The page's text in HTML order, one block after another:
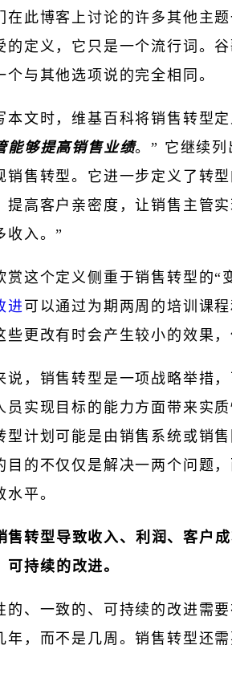
在此博客上讨论的许多其他主
的定义，它只是一个流行词。
个与其他选项说的完全相同。
本文时，维基百科将销售转型
能够提高销售业绩。” 它继续列
销售转型。它进一步定义了转
提高客户亲密度，让销售主管
收入。”
赏这个定义侧重于销售转型的“
进 可以通过为期两周的培训课
些更改有时会产生较小的效果，
说，销售转型是一项战略举措
员实现目标的能力方面带来实
型计划可能是由销售系统或销
目的不仅仅是解决一两个问题
平。
售转型导致收入、利润、客户
可持续的改进。
的、一致的、可持续的改进需
，而不是几周。销售转型还需